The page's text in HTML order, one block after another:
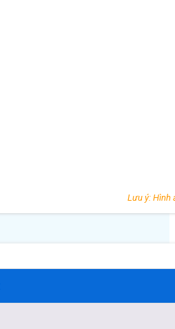
Lưu ý: Hình